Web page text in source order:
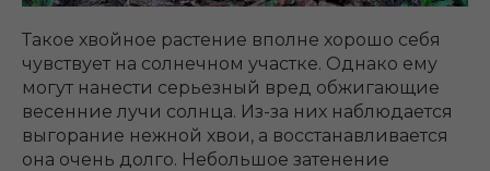
Такое хвойное растение вполне хорошо себя
чувствует на солнечном участке. Однако ему
могут нанести серьезный вред обжигающие
весенние лучи солнца. Из-за них наблюдается
выгорание нежной хвои, а восстанавливается
она очень долго. Небольшое затенение